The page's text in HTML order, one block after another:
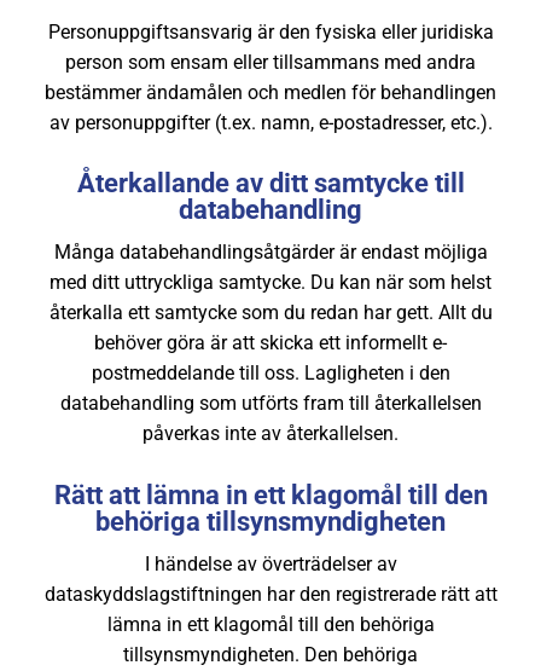
Personuppgiftsansvarig är den fysiska eller juridiska
person som ensam eller tillsammans med andra
bestämmer ändamålen och medlen för behandlingen
av personuppgifter (t.ex. namn, e-postadresser, etc.).
Återkallande av ditt samtycke till
databehandling
Många databehandlingsåtgärder är endast möjliga
med ditt uttryckliga samtycke. Du kan när som helst
återkalla ett samtycke som du redan har gett. Allt du
behöver göra är att skicka ett informellt e-
postmeddelande till oss. Lagligheten i den
databehandling som utförts fram till återkallelsen
påverkas inte av återkallelsen.
Rätt att lämna in ett klagomål till den
behöriga tillsynsmyndigheten
I händelse av överträdelser av
dataskyddslagstiftningen har den registrerade rätt att
lämna in ett klagomål till den behöriga
tillsynsmyndigheten. Den behöriga